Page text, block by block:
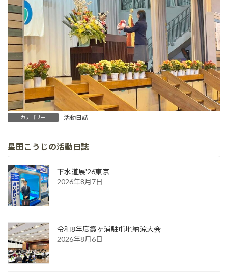
カテゴリー 活動日誌
星田こうじの活動日誌
下水道展'26東京
2026年8月7日
令和8年度霞ヶ浦駐屯地納涼大会
2026年8月6日